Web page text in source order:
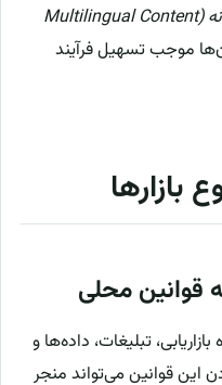
سیستم‌های مدیریت محتوای چندزبانه (Multilingual Content
موجب تسهیل فرآیند
بازارها
قوانین محلی
تبلیغات، داده‌ها و
قوانین می‌تواند منجر